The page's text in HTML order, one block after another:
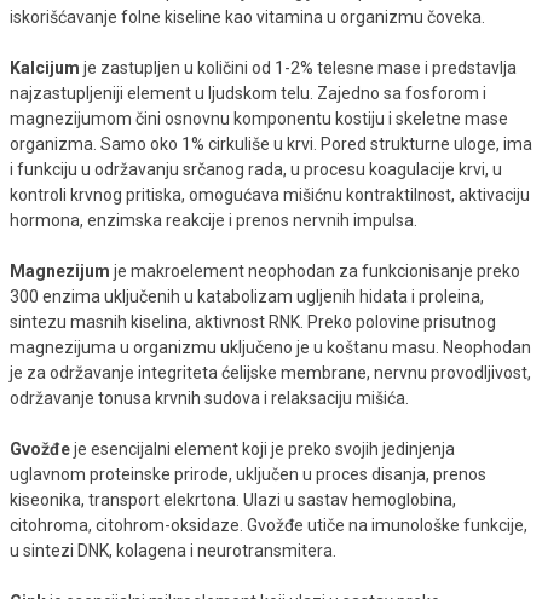
iskorišćavanje folne kiseline kao vitamina u organizmu čoveka.
Kalcijum je zastupljen u količini od 1-2% telesne mase i predstavlja
najzastupljeniji element u ljudskom telu. Zajedno sa fosforom i
magnezijumom čini osnovnu komponentu kostiju i skeletne mase
organizma. Samo oko 1% cirkuliše u krvi. Pored strukturne uloge, ima
i funkciju u održavanju srčanog rada, u procesu koagulacije krvi, u
kontroli krvnog pritiska, omogućava mišićnu kontraktilnost, aktivaciju
hormona, enzimska reakcije i prenos nervnih impulsa.
Magnezijum je makroelement neophodan za funkcionisanje preko
300 enzima uključenih u katabolizam ugljenih hidata i proleina,
sintezu masnih kiselina, aktivnost RNK. Preko polovine prisutnog
magnezijuma u organizmu uključeno je u koštanu masu. Neophodan
je za održavanje integriteta ćelijske membrane, nervnu provodljivost,
održavanje tonusa krvnih sudova i relaksaciju mišića.
Gvožđeje esencijalni element koji je preko svojih jedinjenja
uglavnom proteinske prirode, uključen u proces disanja, prenos
kiseonika, transport elekrtona. Ulazi u sastav hemoglobina,
citohroma, citohrom-oksidaze. Gvožđe utiče na imunološke funkcije,
u sintezi DNK, kolagena i neurotransmitera.